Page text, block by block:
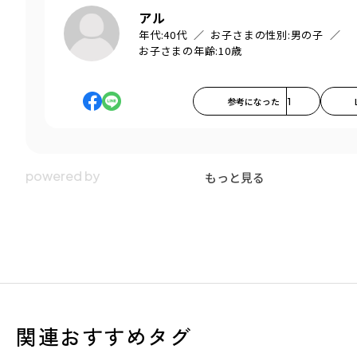
アル
年代:40代 お子さまの性別:男の子
お子さまの年齢:10歳
参考になった 1
もっと見る
関連おすすめタグ